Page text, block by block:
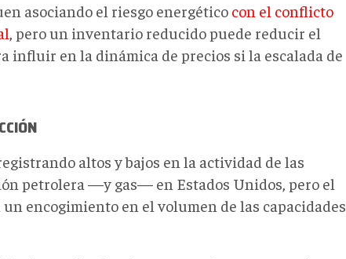
asociando el riesgo energético con el conflicto
, pero un inventario reducido puede reducir el
influir en la dinámica de precios si la escalada de
ÓN
altos y bajos en la actividad de las
petrolera —y gas— en Estados Unidos, pero el
encogimiento en el volumen de las capacidades